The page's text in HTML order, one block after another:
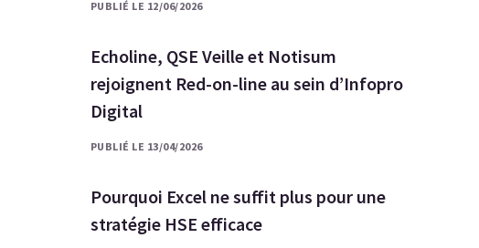
PUBLIÉ LE 12/06/2026
Echoline, QSE Veille et Notisum
rejoignent Red-on-line au sein d’Infopro
Digital
PUBLIÉ LE 13/04/2026
Pourquoi Excel ne suffit plus pour une
stratégie HSE efficace